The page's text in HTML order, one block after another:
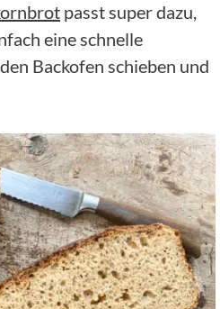
passt super dazu,
eine schnelle
Backofen schieben und